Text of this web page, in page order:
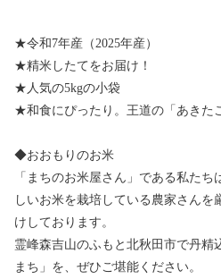
★令和7年産（2025年産）
★精米したてをお届け！
★人気の5kgの小袋
★和食にぴったり。王道の「あきた
◆おおもりのお米
「まちのお米屋さん」である私た
しいお米を栽培している農家さんを
けしております。
霊峰森吉山のふもと北秋田市で丹精
まち」を、ぜひご堪能ください。